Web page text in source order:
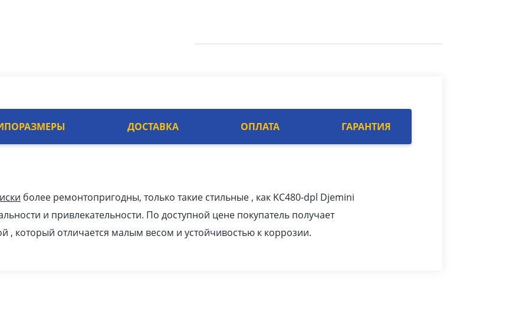
ДОСТАВКА ОПЛАТА ГАРАНТИЯ
более ремонтопригодны, только такие стильные , как KC480-dpl Djemini
и привлекательности. По доступной цене покупатель получает
, который отличается малым весом и устойчивостью к коррозии.